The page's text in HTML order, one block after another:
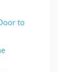
to